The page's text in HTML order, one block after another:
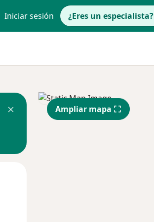
Iniciar sesión ¿Eres un especialista?
Ampliar mapa